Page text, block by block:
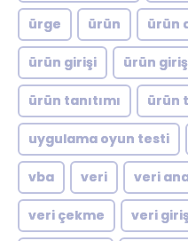
ürge ürün ürün
ürün girişi ürün
ürün tanıtımı ürün
uygulama oyun testi
vba veri veri
veri çekme veri